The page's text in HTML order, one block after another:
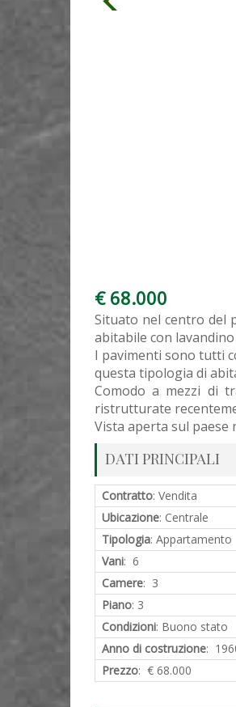
€ 68.000
Situato nel centro del
abitabile con
I pavimenti sono tutti
questa tipologia di
Comodo a mezzi di
ristrutturate
Vista aperta sul
DATI PRINCIPALI
Contratto: Vendita
Ubicazione: Centrale
Tipologia: Appartamento
Vani: 6
Camere: 3
Piano: 3
Condizioni: Buono stato
Anno di costruzione:
Prezzo: € 68.000